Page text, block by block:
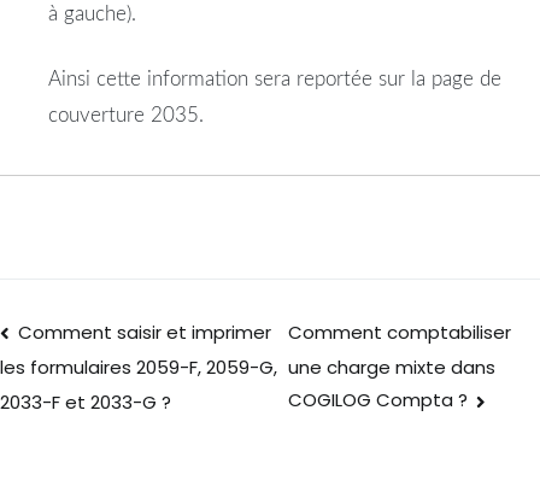
à gauche).
Ainsi cette information sera reportée sur la page de
couverture 2035.
Comment saisir et imprimer
les formulaires 2059-F, 2059-G,
2033-F et 2033-G ?
Comment comptabiliser
une charge mixte dans
COGILOG Compta ?